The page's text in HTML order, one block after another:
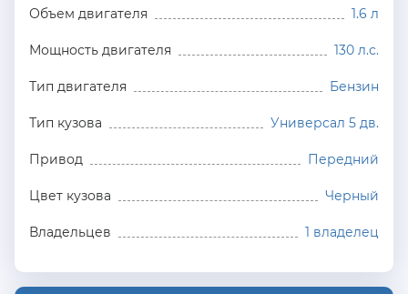
Объем двигателя 1.6 л
Мощность двигателя 130 л.с.
Тип двигателя Бензин
Тип кузова Универсал 5 дв.
Привод Передний
Цвет кузова Черный
Владельцев 1 владелец